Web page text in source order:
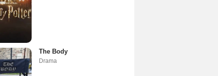
The Body
Drama